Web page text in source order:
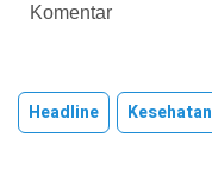
Komentar
Headline Kesehatan